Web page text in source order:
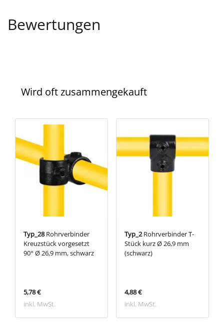
Bewertungen
Wird oft zusammengekauft
Typ_28Rohrverbinder
Kreuzstück vorgesetzt
90° Ø 26,9 mm, schwarz
5,78 €
inkl. MwSt.
Typ_2Rohrverbinder T-
Stück kurz Ø 26,9 mm
(schwarz)
4,88 €
inkl. MwSt.